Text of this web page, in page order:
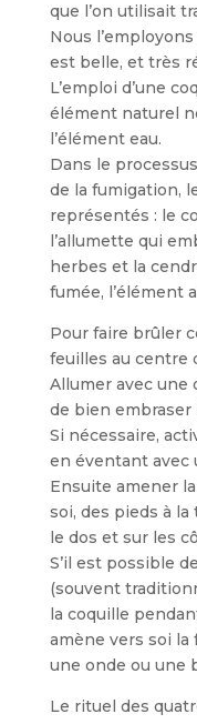
que l’on utilisait
Nous
est belle, et très
L’emploi d’une
élément naturel
l’élément eau.
Dans le
de la fumigation,
représentés : le
l’allumette qui
herbes et la
fumée, l’élément
Pour faire brûler
feuilles au centre
Allumer avec une
de bien embraser
Si nécessaire,
en éventant avec
Ensuite amener
soi, des pieds à
le dos et sur les
S’il est possible
(souvent
la coquille
amène vers soi la
une onde ou une
Le rituel des